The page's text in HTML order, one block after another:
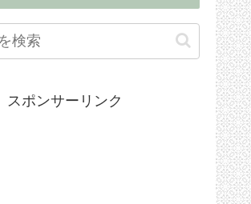
スポンサーリンク